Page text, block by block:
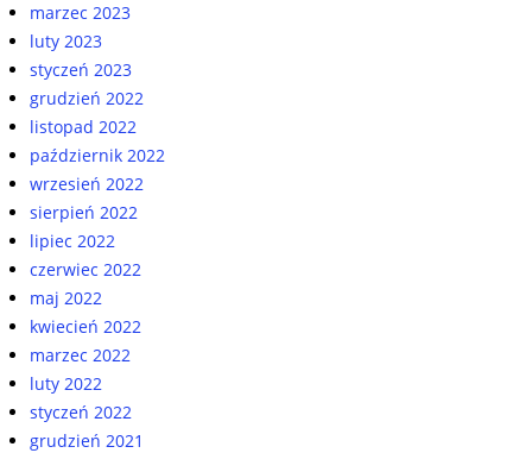
marzec 2023
luty 2023
styczeń 2023
grudzień 2022
listopad 2022
październik 2022
wrzesień 2022
sierpień 2022
lipiec 2022
czerwiec 2022
maj 2022
kwiecień 2022
marzec 2022
luty 2022
styczeń 2022
grudzień 2021